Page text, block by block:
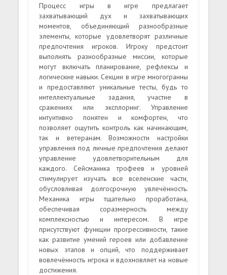
Процесс игры в игре предлагает
захватывающий дух и захватывающих
моментов, объединяющий разнообразные
элементы, которые удовлетворят различные
предпочтения игроков. Игроку предстоит
выполнять разнообразные миссии, которые
могут включать планирование, рефлексы и
логические навыки. Секции в игре многогранны
и предоставляют уникальные тесты, будь то
интеллектуальные задания, участие в
сражениях или эксплоринг. Управление
интуитивно понятен и комфортен, что
позволяет ощутить контроль как начинающим,
так и ветеранам. Возможности настройки
управления под личные предпочтения делают
управление удовлетворительным для
каждого. Сейсманика трофеев и уровней
стимулирует изучать все вселенские части,
обусловливая долгосрочную увлечённость.
Механика игры тщательно проработана,
обеспечивая соразмерность между
комплексностью и интересом. В игре
присутствуют функции прогрессивности, такие
как развитие умений героев или добавление
новых этапов и опций, что поддерживает
вовлечённость игрока и вдохновляет на новые
достижения.